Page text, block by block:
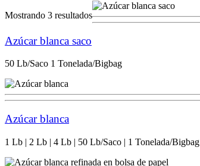
Mostrando 3 resultados
Azúcar blanca saco
50 Lb/Saco 1 Tonelada/Bigbag
Azúcar blanca
1 Lb | 2 Lb | 4 Lb | 50 Lb/Saco | 1 Tonelada/Bigbag